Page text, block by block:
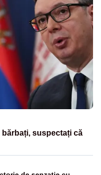
suspectați că